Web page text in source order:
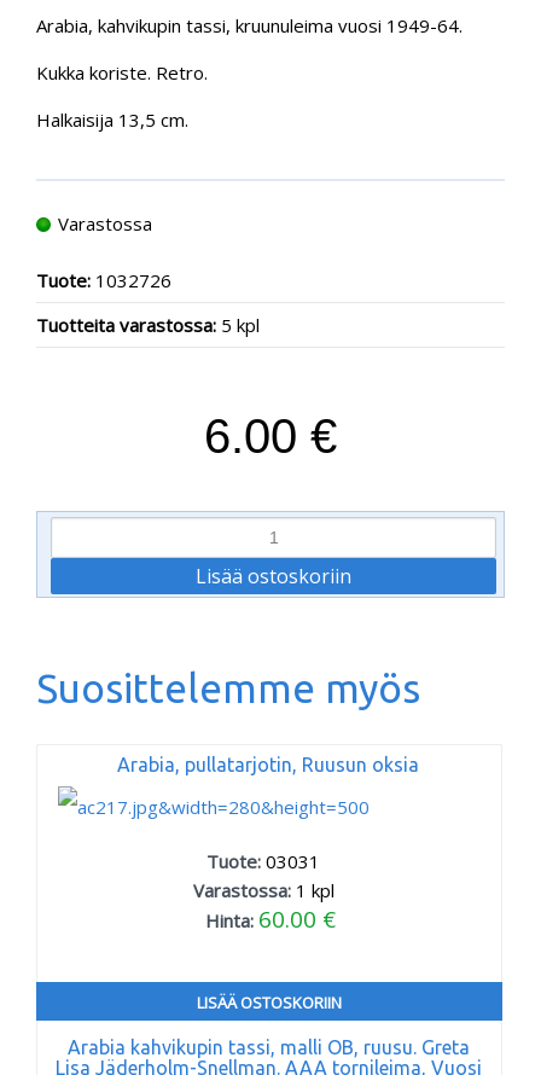
Arabia, kahvikupin tassi, kruunuleima vuosi 1949-64.
Kukka koriste. Retro.
Halkaisija 13,5 cm.
Varastossa
Tuote: 1032726
Tuotteita varastossa: 5 kpl
6.00 €
Suosittelemme myös
Arabia, pullatarjotin, Ruusun oksia
Tuote:03031
Varastossa: 1 kpl
Hinta: 60.00 €
LISÄÄ OSTOSKORIIN
Arabia kahvikupin tassi, malli OB, ruusu. Greta
Lisa Jäderholm-Snellman. AAA tornileima, Vuosi